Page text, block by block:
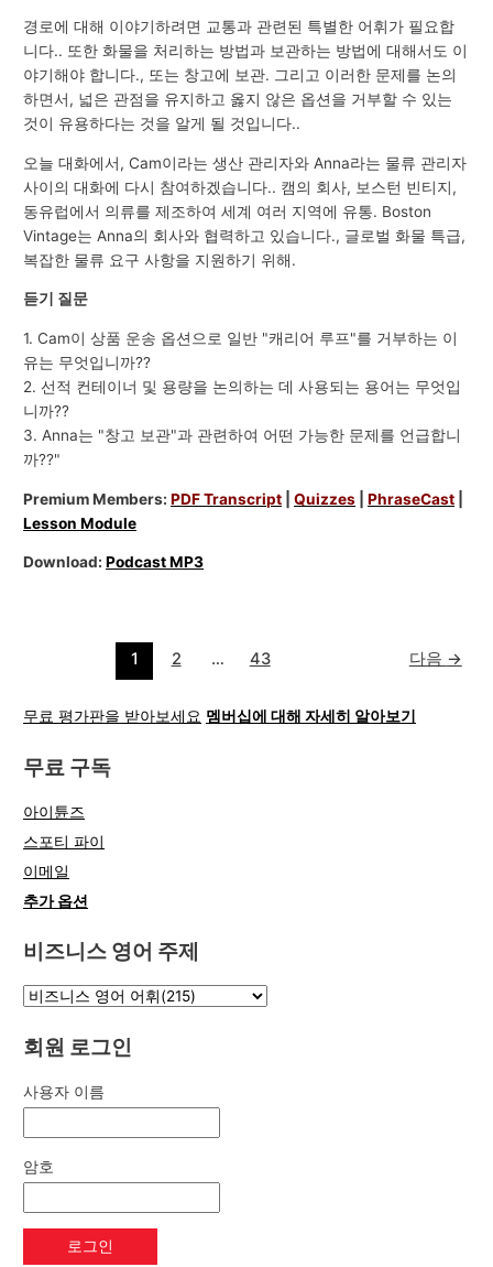
경로에 대해 이야기하려면 교통과 관련된 특별한 어휘가 필요합
니다.. 또한 화물을 처리하는 방법과 보관하는 방법에 대해서도 이
야기해야 합니다., 또는 창고에 보관. 그리고 이러한 문제를 논의
하면서, 넓은 관점을 유지하고 옳지 않은 옵션을 거부할 수 있는
것이 유용하다는 것을 알게 될 것입니다..
오늘 대화에서, Cam이라는 생산 관리자와 Anna라는 물류 관리자
사이의 대화에 다시 참여하겠습니다.. 캠의 회사, 보스턴 빈티지,
동유럽에서 의류를 제조하여 세계 여러 지역에 유통. Boston
Vintage는 Anna의 회사와 협력하고 있습니다., 글로벌 화물 특급,
복잡한 물류 요구 사항을 지원하기 위해.
듣기 질문
1. Cam이 상품 운송 옵션으로 일반 "캐리어 루프"를 거부하는 이
유는 무엇입니까??
2. 선적 컨테이너 및 용량을 논의하는 데 사용되는 용어는 무엇입
니까??
3. Anna는 "창고 보관"과 관련하여 어떤 가능한 문제를 언급합니
까??"
Premium Members:PDF Transcript |Quizzes |PhraseCast
Lesson Module
Download:Podcast MP3
1 2 … 43 다음 →
무료 평가판을 받아보세요 멤버십에 대해 자세히 알아보기
무료 구독
아이튠즈
스포티 파이
이메일
추가 옵션
비즈니스 영어 주제
회원 로그인
사용자 이름
암호